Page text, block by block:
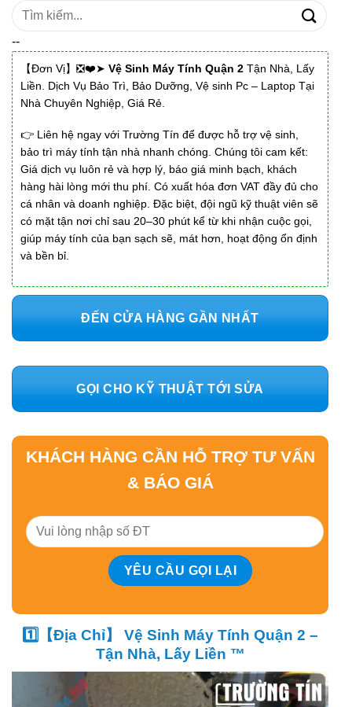
Tìm
--
【Đơn Vị】❎❤️➤ Vệ Sinh Máy Tính Quận 2 Tận Nhà, Lấy
Liền. Dịch Vụ Bảo Trì, Bảo Dưỡng, Vệ sinh Pc – Laptop Tại
Nhà Chuyên Nghiệp, Giá Rẻ.
👉 Liên hệ ngay với Trường Tín để được hỗ trợ vệ sinh,
bảo trì máy tính tận nhà nhanh chóng. Chúng tôi cam kết:
Giá dịch vụ luôn rẻ và hợp lý, báo giá minh bạch, khách
hàng hài lòng mới thu phí. Có xuất hóa đơn VAT đầy đủ cho
cá nhân và doanh nghiệp. Đặc biệt, đội ngũ kỹ thuật viên sẽ
có mặt tận nơi chỉ sau 20–30 phút kể từ khi nhận cuộc gọi,
giúp máy tính của bạn sạch sẽ, mát hơn, hoạt động ổn định
và bền bỉ.
ĐẾN CỬA HÀNG GẦN NHẤT
GỌI CHO KỸ THUẬT TỚI SỬA
KHÁCH HÀNG CẦN HỖ TRỢ TƯ VẤN
& BÁO GIÁ
1️⃣【Địa Chỉ】 Vệ Sinh Máy Tính Quận 2 –
Tận Nhà, Lấy Liền ™